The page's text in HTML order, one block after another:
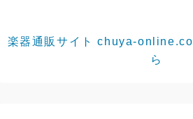
楽器通販サイト chuya-
ら